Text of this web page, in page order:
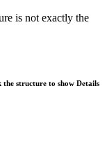
is not exactly the
the structure to show Details